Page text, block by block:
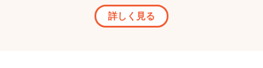
詳しく見る